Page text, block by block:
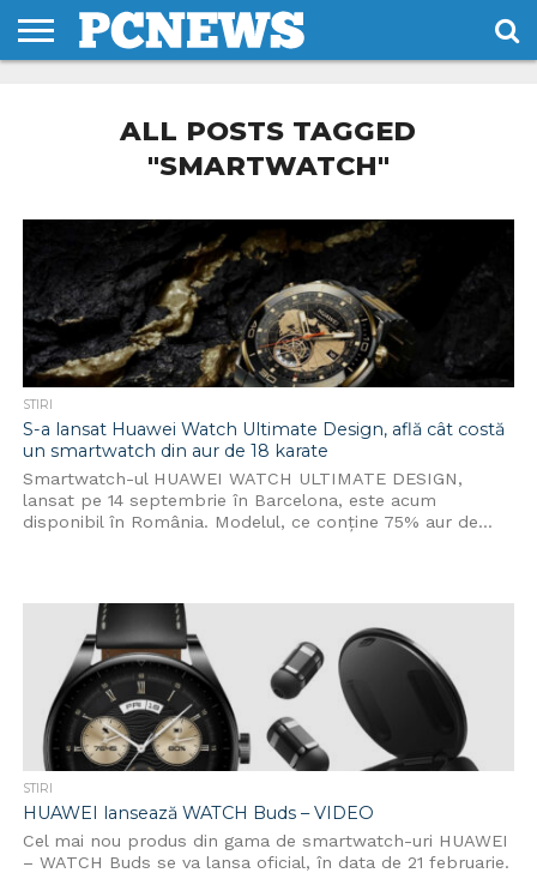
ALL POSTS TAGGED
"SMARTWATCH"
STIRI
S-a lansat Huawei Watch Ultimate Design, află cât costă
un smartwatch din aur de 18 karate
Smartwatch-ul HUAWEI WATCH ULTIMATE DESIGN,
lansat pe 14 septembrie în Barcelona, este acum
disponibil în România. Modelul, ce conține 75% aur de...
STIRI
HUAWEI lansează WATCH Buds – VIDEO
Cel mai nou produs din gama de smartwatch-uri HUAWEI
– WATCH Buds se va lansa oficial, în data de 21 februarie.